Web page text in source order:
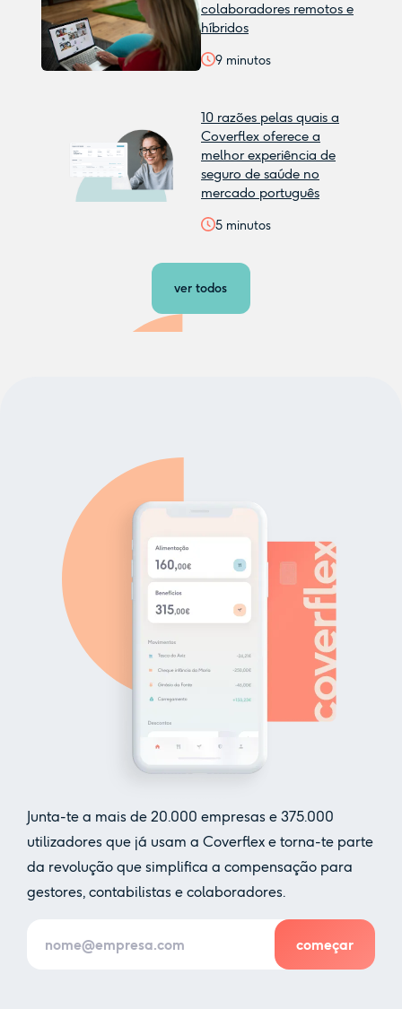
colaboradores remotos e
híbridos
9 minutos
10 razões pelas quais a
Coverflex oferece a
melhor experiência de
seguro de saúde no
mercado português
5 minutos
ver todos
Junta-te a mais de 20.000 empresas e 375.000
utilizadores que já usam a Coverflex e torna-te parte
da revolução que simplifica a compensação para
gestores, contabilistas e colaboradores.